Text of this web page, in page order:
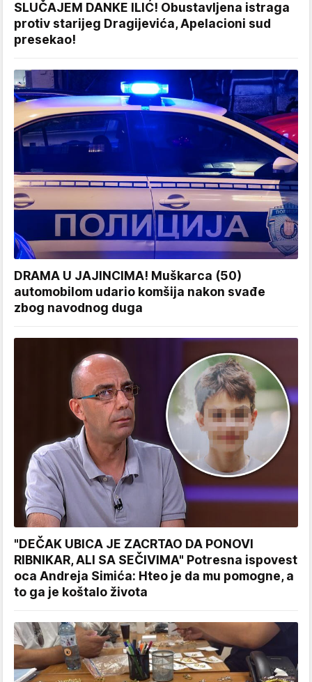
SLUČAJEM DANKE ILIĆ! Obustavljena istraga
protiv starijeg Dragijevića, Apelacioni sud
presekao!
DRAMA U JAJINCIMA! Muškarca (50)
automobilom udario komšija nakon svađe
zbog navodnog duga
"DEČAK UBICA JE ZACRTAO DA PONOVI
RIBNIKAR, ALI SA SEČIVIMA" Potresna ispovest
oca Andreja Simića: Hteo je da mu pomogne, a
to ga je koštalo života